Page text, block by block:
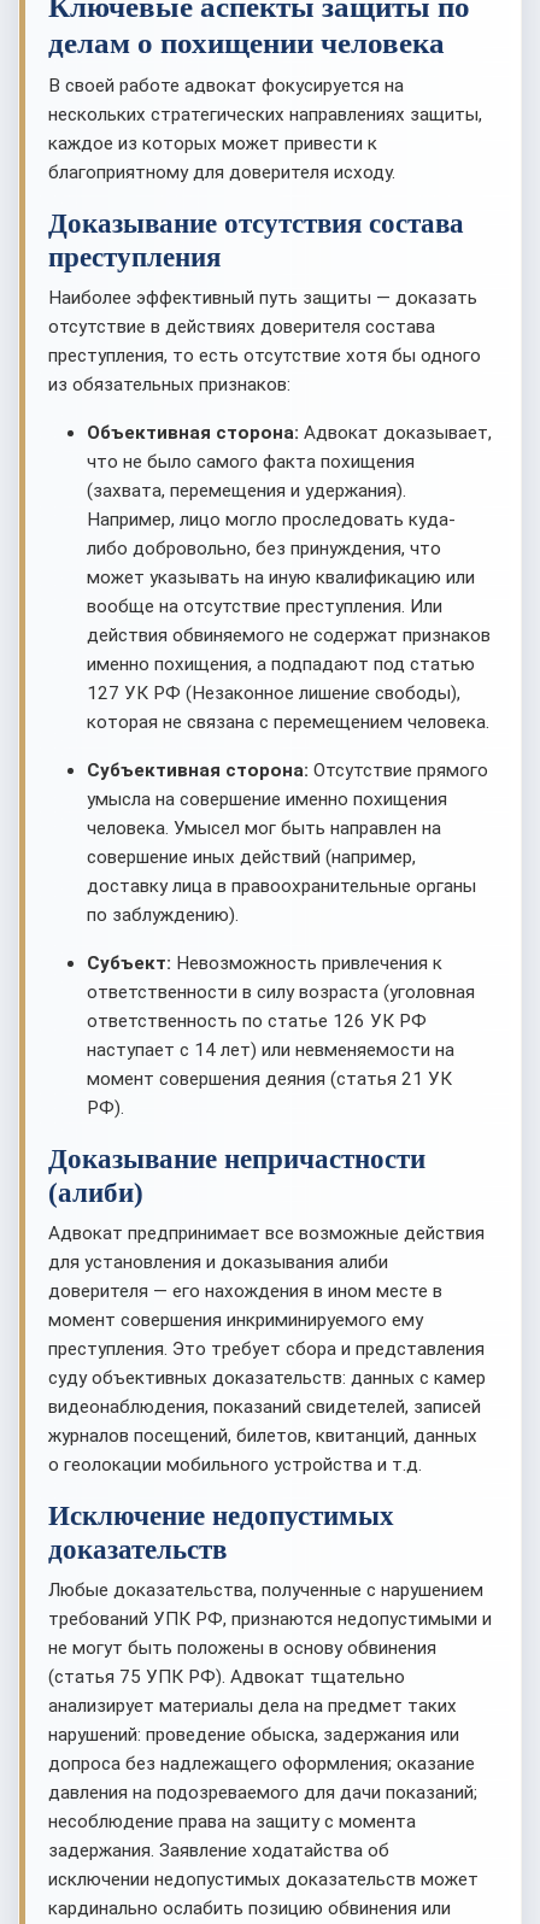
Ключевые аспекты защиты по
делам о похищении человека
В своей работе адвокат фокусируется на
нескольких стратегических направлениях защиты,
каждое из которых может привести к
благоприятному для доверителя исходу.
Доказывание отсутствия состава
преступления
Наиболее эффективный путь защиты — доказать
отсутствие в действиях доверителя состава
преступления, то есть отсутствие хотя бы одного
из обязательных признаков:
Объективная сторона: Адвокат доказывает,
что не было самого факта похищения
(захвата, перемещения и удержания).
Например, лицо могло проследовать куда-
либо добровольно, без принуждения, что
может указывать на иную квалификацию или
вообще на отсутствие преступления. Или
действия обвиняемого не содержат признаков
именно похищения, а подпадают под статью
127 УК РФ (Незаконное лишение свободы),
которая не связана с перемещением человека.
Субъективная сторона: Отсутствие прямого
умысла на совершение именно похищения
человека. Умысел мог быть направлен на
совершение иных действий (например,
доставку лица в правоохранительные органы
по заблуждению).
Субъект: Невозможность привлечения к
ответственности в силу возраста (уголовная
ответственность по статье 126 УК РФ
наступает с 14 лет) или невменяемости на
момент совершения деяния (статья 21 УК
РФ).
Доказывание непричастности
(алиби)
Адвокат предпринимает все возможные действия
для установления и доказывания алиби
доверителя — его нахождения в ином месте в
момент совершения инкриминируемого ему
преступления. Это требует сбора и представления
суду объективных доказательств: данных с камер
видеонаблюдения, показаний свидетелей, записей
журналов посещений, билетов, квитанций, данных
о геолокации мобильного устройства и т.д.
Исключение недопустимых
доказательств
Любые доказательства, полученные с нарушением
требований УПК РФ, признаются недопустимыми и
не могут быть положены в основу обвинения
(статья 75 УПК РФ). Адвокат тщательно
анализирует материалы дела на предмет таких
нарушений: проведение обыска, задержания или
допроса без надлежащего оформления; оказание
давления на подозреваемого для дачи показаний;
несоблюдение права на защиту с момента
задержания. Заявление ходатайства об
исключении недопустимых доказательств может
кардинально ослабить позицию обвинения или